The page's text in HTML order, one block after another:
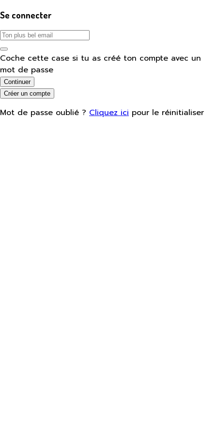
Se connecter
Coche cette case si tu as créé ton compte avec un
mot de passe
Continuer
Créer un compte
Mot de passe oublié ? Cliquez ici pour le réinitialiser